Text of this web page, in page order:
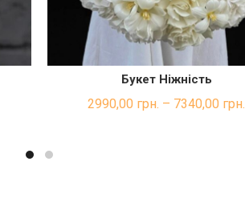
ШВИДКА ПОКУПКА
Букет Ніжність
2990,00 грн. – 7340,00 грн.